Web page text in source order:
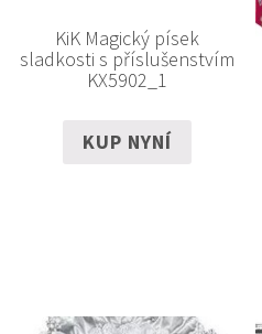
KiK Magický písek
sladkosti s příslušenstvím
KX5902_1
KUP NYNÍ